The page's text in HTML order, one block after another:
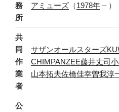
務
所
アミューズ（1978年– ）
共
同
作
業
者
サザンオールスターズ
CHIMPANZEE藤井丈司
山本拓夫佐橋佳幸曽我淳
公